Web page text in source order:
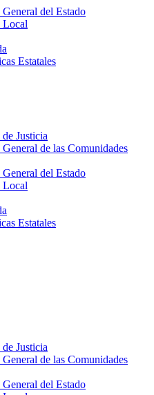
del Estado
Local
Estatales
Justicia
de las Comunidades
del Estado
Local
Estatales
Justicia
de las Comunidades
del Estado